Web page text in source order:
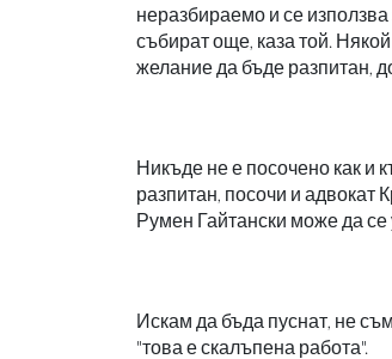
неразбираемо и се
събират още, каза той.
желание да бъде разпитан,
Никъде не е посочено как и
разпитан, посочи и адвокат
Румен Гайтански може да се
Искам да бъда пуснат, не
"това е скалъпена работа".